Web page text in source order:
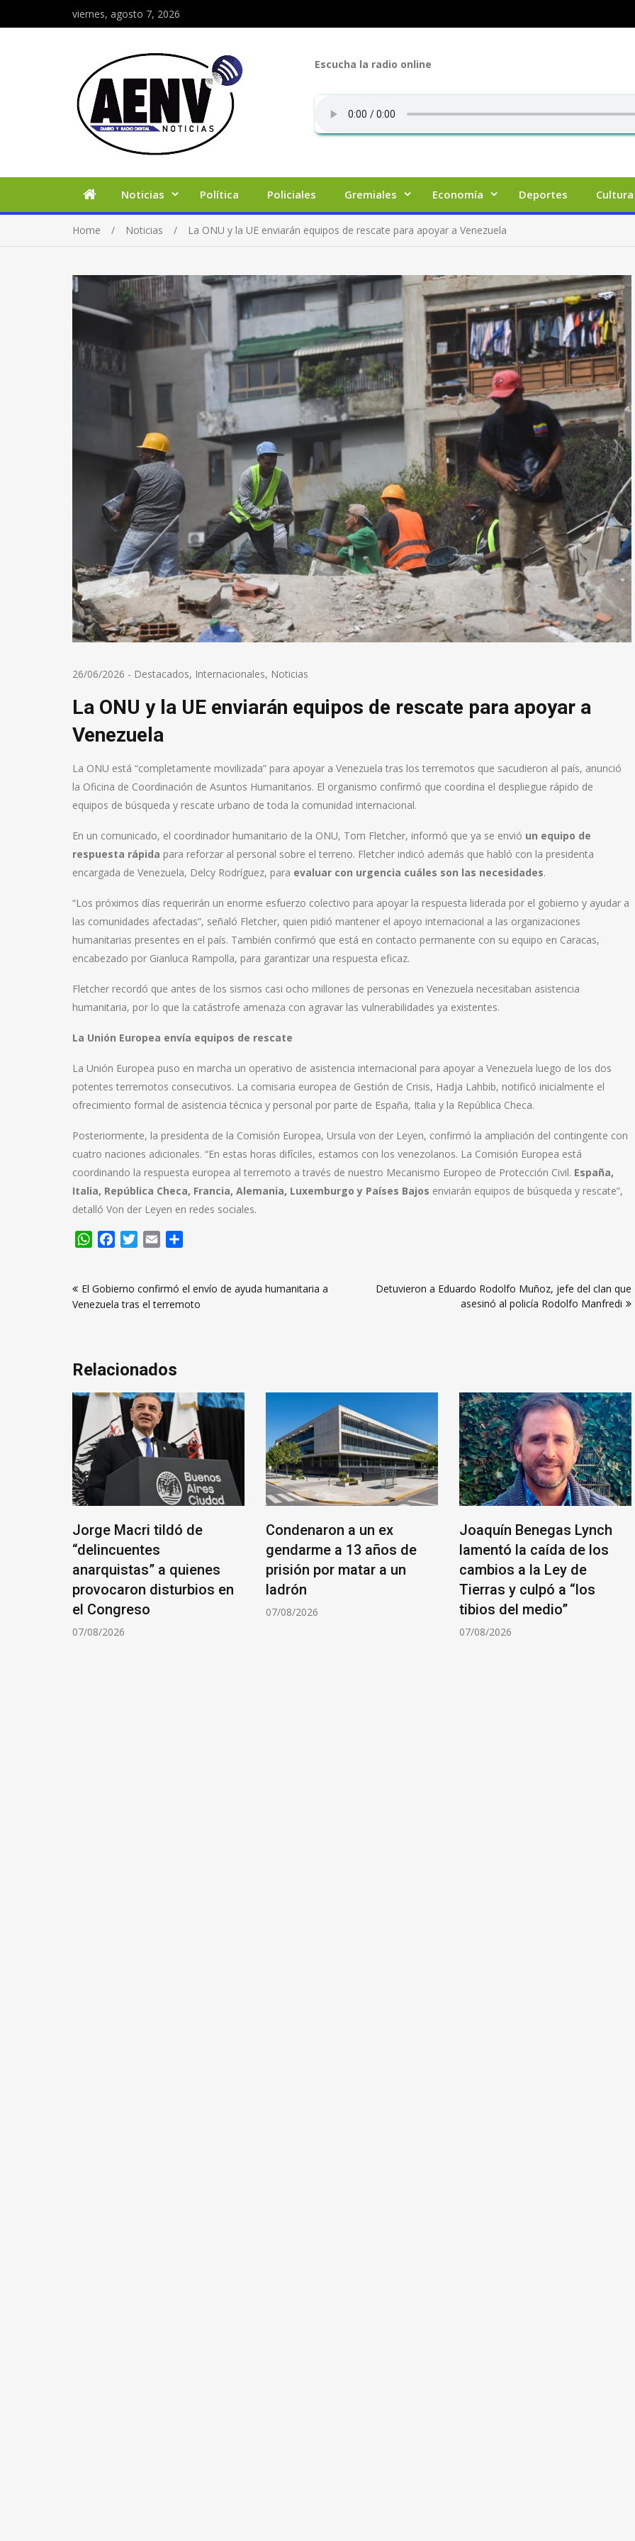
viernes, agosto 7, 2026
Escucha la radio online
Noticias Política Policiales Gremiales Economía Deportes Cultura
Home Noticias La ONU y la UE enviarán equipos de rescate para apoyar a Venezuela
26/06/2026 - Destacados, Internacionales, Noticias
La ONU y la UE enviarán equipos de rescate para apoyar a
Venezuela
La ONU está “completamente movilizada” para apoyar a Venezuela tras los terremotos que sacudieron al país, anunció
la Oficina de Coordinación de Asuntos Humanitarios. El organismo confirmó que coordina el despliegue rápido de
equipos de búsqueda y rescate urbano de toda la comunidad internacional.
En un comunicado, el coordinador humanitario de la ONU, Tom Fletcher, informó que ya se envió un equipo de
respuesta rápida para reforzar al personal sobre el terreno. Fletcher indicó además que habló con la presidenta
encargada de Venezuela, Delcy Rodríguez, para evaluar con urgencia cuáles son las necesidades.
“Los próximos días requerirán un enorme esfuerzo colectivo para apoyar la respuesta liderada por el gobierno y ayudar a
las comunidades afectadas”, señaló Fletcher, quien pidió mantener el apoyo internacional a las organizaciones
humanitarias presentes en el país. También confirmó que está en contacto permanente con su equipo en Caracas,
encabezado por Gianluca Rampolla, para garantizar una respuesta eficaz.
Fletcher recordó que antes de los sismos casi ocho millones de personas en Venezuela necesitaban asistencia
humanitaria, por lo que la catástrofe amenaza con agravar las vulnerabilidades ya existentes.
La Unión Europea envía equipos de rescate
La Unión Europea puso en marcha un operativo de asistencia internacional para apoyar a Venezuela luego de los dos
potentes terremotos consecutivos. La comisaria europea de Gestión de Crisis, Hadja Lahbib, notificó inicialmente el
ofrecimiento formal de asistencia técnica y personal por parte de España, Italia y la República Checa.
Posteriormente, la presidenta de la Comisión Europea, Ursula von der Leyen, confirmó la ampliación del contingente con
cuatro naciones adicionales. “En estas horas difíciles, estamos con los venezolanos. La Comisión Europea está
coordinando la respuesta europea al terremoto a través de nuestro Mecanismo Europeo de Protección Civil. España,
Italia, República Checa, Francia, Alemania, Luxemburgo y Países Bajos enviarán equipos de búsqueda y rescate”,
detalló Von der Leyen en redes sociales.
WhatsApp
FacebookTwitter
Email
deEl Gobierno confirmó el envío de ayuda humanitaria a
Venezuela tras el terremoto
Detuvieron a Eduardo Rodolfo Muñoz, jefe del clan que
asesinó al policía Rodolfo Manfredi
Relacionados
Jorge Macri tildó de
“delincuentes
anarquistas” a quienes
provocaron disturbios en
el Congreso
07/08/2026
Condenaron a un ex
gendarme a 13 años de
prisión por matar a un
ladrón
07/08/2026
Joaquín Benegas Lynch
lamentó la caída de los
cambios a la Ley de
Tierras y culpó a “los
tibios del medio”
07/08/2026